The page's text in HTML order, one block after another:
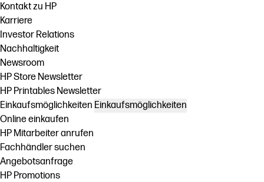
Kontakt zu HP
Karriere
Investor Relations
Nachhaltigkeit
Newsroom
HP Store Newsletter
HP Printables Newsletter
Einkaufsmöglichkeiten Einkaufsmöglichkeiten
Online einkaufen
HP Mitarbeiter anrufen
Fachhändler suchen
Angebotsanfrage
HP Promotions